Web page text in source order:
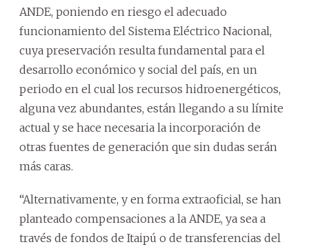
ANDE, poniendo en riesgo el adecuado
funcionamiento del Sistema Eléctrico Nacional,
cuya preservación resulta fundamental para el
desarrollo económico y social del país, en un
periodo en el cual los recursos hidroenergéticos,
alguna vez abundantes, están llegando a su límite
actual y se hace necesaria la incorporación de
otras fuentes de generación que sin dudas serán
más caras.
“Alternativamente, y en forma extraoficial, se han
planteado compensaciones a la ANDE, ya sea a
través de fondos de Itaipú o de transferencias del